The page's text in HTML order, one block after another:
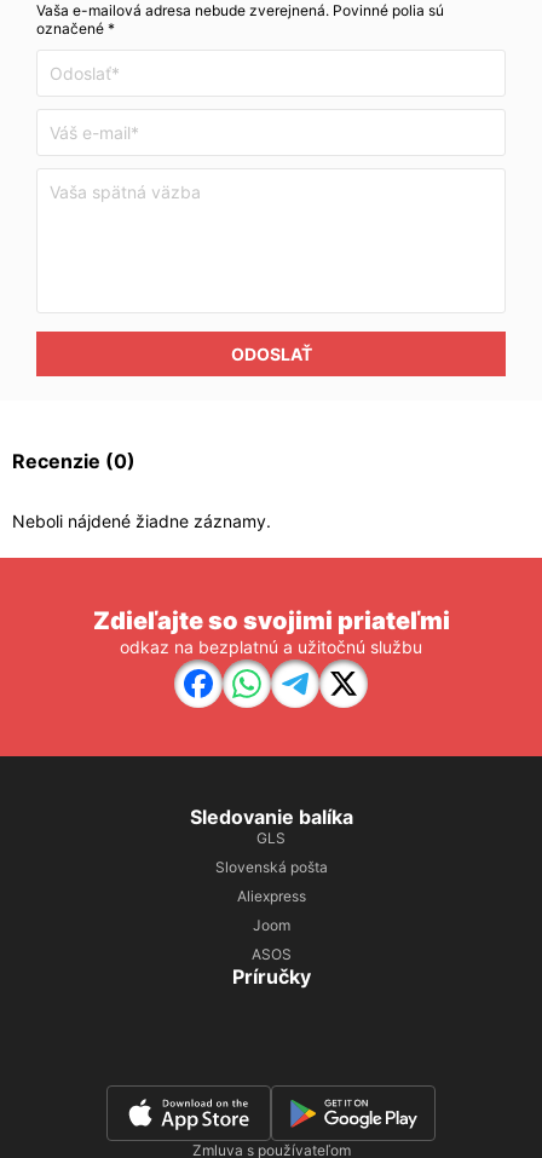
Vaša e-mailová adresa nebude zverejnená. Povinné polia sú
označené *
ODOSLAŤ
Recenzie (0)
Neboli nájdené žiadne záznamy.
Zdieľajte so svojimi priateľmi
odkaz na bezplatnú a užitočnú službu
Sledovanie balíka
GLS
Slovenská pošta
Aliexpress
Joom
ASOS
Príručky
Zmluva s používateľom